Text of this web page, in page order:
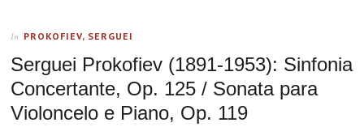
In PROKOFIEV, SERGUEI
Serguei Prokofiev (1891-1953): Sinfonia
Concertante, Op. 125 / Sonata para
Violoncelo e Piano, Op. 119